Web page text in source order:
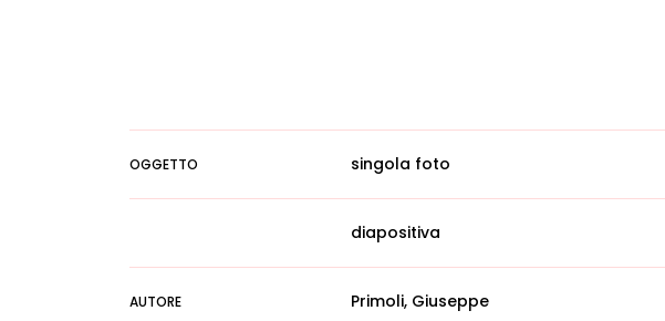
OGGETTO singola foto
diapositiva
AUTORE Primoli, Giuseppe